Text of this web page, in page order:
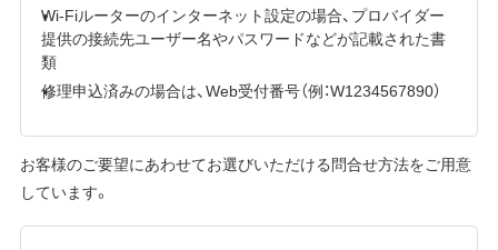
Wi-Fiルーターのインターネット設定の場合、プロバイダー
提供の接続先ユーザー名やパスワードなどが記載された書
類
修理申込済みの場合は、Web受付番号（例：W1234567890）
お客様のご要望にあわせてお選びいただける問合せ方法をご用意
しています。